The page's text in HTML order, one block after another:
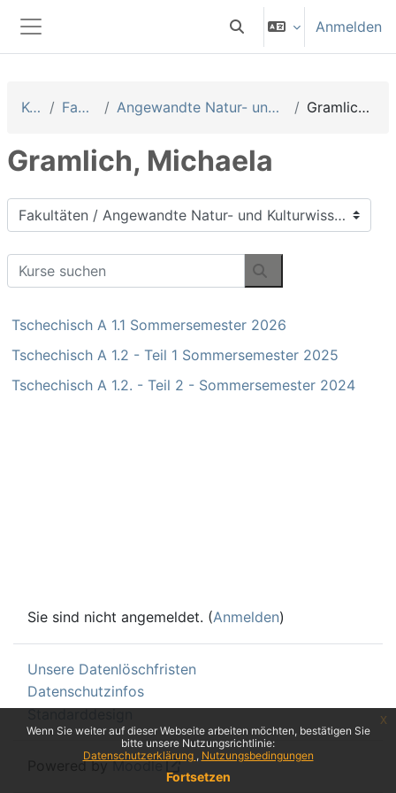
Wenn Sie weiter auf dieser Webseite arbeiten möchten, bestätigen Sie
bitte unsere Nutzungsrichtlinie:
Datenschutzerklärung
Nutzungsbedingungen
Fortsetzen
x
Website-Übersicht
Sucheingabe umschalten
Anmelden
Kurse Fakultäten Angewandte Natur- und Kulturwissenschaften Gramlich, Michaela
Gramlich, Michaela
Kursbereiche
Kurse suchen
Kurse suchen
Tschechisch A 1.1 Sommersemester 2026
Tschechisch A 1.2 - Teil 1 Sommersemester 2025
Tschechisch A 1.2. - Teil 2 - Sommersemester 2024
Sie sind nicht angemeldet. (Anmelden)
Unsere Datenlöschfristen
Datenschutzinfos
Standarddesign
Powered byMoodle